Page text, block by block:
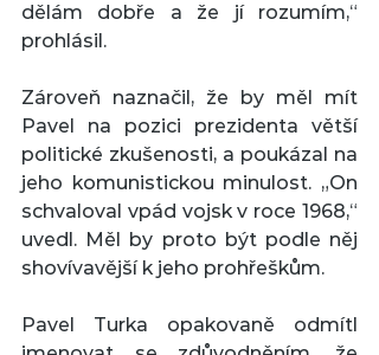
dělám dobře a že jí rozumím,“
prohlásil.
Zároveň naznačil, že by měl mít
Pavel na pozici prezidenta větší
politické zkušenosti, a poukázal na
jeho komunistickou minulost. „On
schvaloval vpád vojsk v roce 1968,“
uvedl. Měl by proto být podle něj
shovívavější k jeho prohřeškům.
Pavel Turka opakovaně odmítl